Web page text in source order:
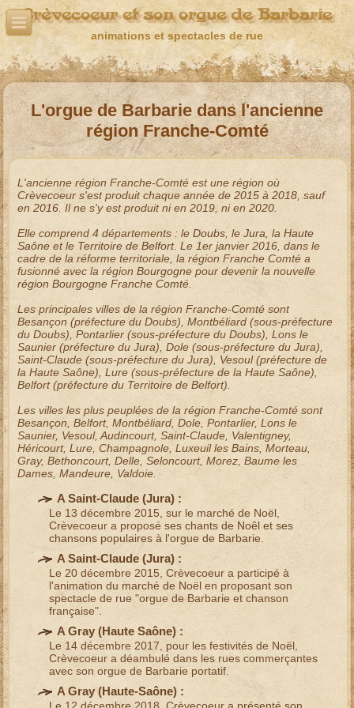
Crèvecoeur et son orgue de Barbarie
animations et spectacles de rue
L'orgue de Barbarie dans l'ancienne
région Franche-Comté
L'ancienne région Franche-Comtéest une région où
Crèvecoeur s'est produit chaque année de 2015à 2018, sauf
en 2016. Il ne s'y est produit ni en 2019, ni en 2020.
Elle comprend 4 départements : le Doubs, le Jura, la Haute
Saôneet le Territoire de Belfort. Le 1er janvier 2016, dans le
cadre de la réforme territoriale, la région Franche Comté a
fusionné avec la région Bourgognepour devenir la nouvelle
région Bourgogne Franche Comté.
Les principales villes de la région Franche-Comtésont
Besançon (préfecture du Doubs), Montbéliard(sous-préfecture
du Doubs), Pontarlier(sous-préfecture du Doubs), Lons le
Saunier(préfecture du Jura), Dole(sous-préfecture du Jura),
Saint-Claude(sous-préfecture du Jura), Vesoul(préfecture de
la Haute Saône), Lure(sous-préfecture de la Haute Saône),
Belfort(préfecture du Territoire de Belfort).
Les villes les plus peuplées de la région Franche-Comtésont
Besançon, Belfort, Montbéliard, Dole, Pontarlier, Lons le
Saunier, Vesoul,Audincourt, Saint-Claude, Valentigney,
Héricourt, Lure, Champagnole, Luxeuil les Bains, Morteau,
Gray, Bethoncourt, Delle, Seloncourt, Morez, Baume les
Dames, Mandeure, Valdoie.
A Saint-Claude (Jura) :
Le 13 décembre 2015, sur le marché de Noël,
Crèvecoeur a proposé ses chants de Noêl et ses
chansons populaires à l'orgue de Barbarie.
A Saint-Claude (Jura) :
Le 20 décembre 2015, Crèvecoeur a participé à
l'animation du marché de Noëlen proposant son
spectacle de rue "orgue de Barbarie et chanson
française".
A Gray (Haute Saône) :
Le 14 décembre 2017, pour les festivités de Noël,
Crèvecoeur a déambulé dans les rues commerçantes
avec son orgue de Barbarie portatif.
A Gray (Haute-Saône) :